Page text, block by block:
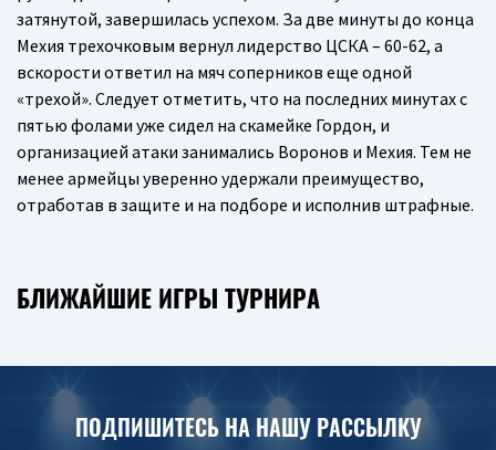
затянутой, завершилась успехом. За две минуты до конца
Мехия трехочковым вернул лидерство ЦСКА – 60-62, а
вскорости ответил на мяч соперников еще одной
«трехой». Следует отметить, что на последних минутах с
пятью фолами уже сидел на скамейке Гордон, и
организацией атаки занимались Воронов и Мехия. Тем не
менее армейцы уверенно удержали преимущество,
отработав в защите и на подборе и исполнив штрафные.
БЛИЖАЙШИЕ ИГРЫ ТУРНИРА
ПОДПИШИТЕСЬ НА НАШУ РАССЫЛКУ